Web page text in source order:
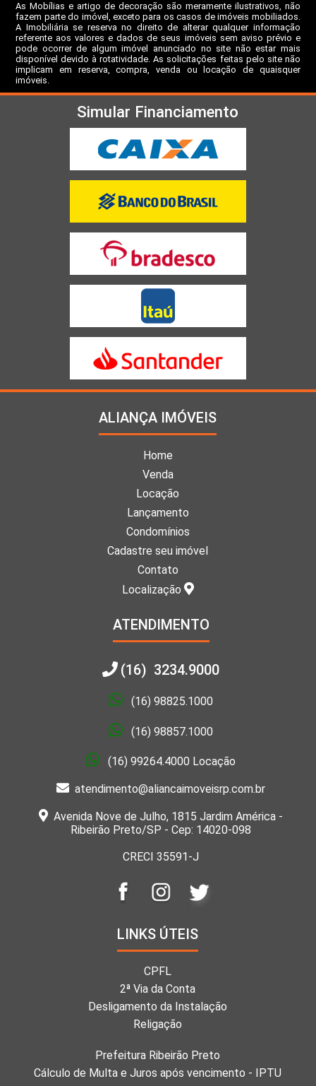
As Mobílias e artigo de decoração são meramente ilustrativos, não
fazem parte do imóvel, exceto para os casos de imóveis mobiliados.
A Imobiliária se reserva no direito de alterar qualquer informação
referente aos valores e dados de seus imóveis sem aviso prévio e
pode ocorrer de algum imóvel anunciado no site não estar mais
disponível devido à rotatividade. As solicitações feitas pelo site não
implicam em reserva, compra, venda ou locação de quaisquer
imóveis.
Simular Financiamento
ALIANÇA IMÓVEIS
Home
Venda
Locação
Lançamento
Condomínios
Cadastre seu imóvel
Contato
Localização
ATENDIMENTO
(16) 3234.9000
(16) 98825.1000
(16) 98857.1000
(16) 99264.4000 Locação
atendimento@aliancaimoveisrp.com.br
Avenida Nove de Julho, 1815 Jardim América -
Ribeirão Preto/SP - Cep: 14020-098
CRECI 35591-J
LINKS ÚTEIS
CPFL
2ª Via da Conta
Desligamento da Instalação
Religação
Prefeitura Ribeirão Preto
Cálculo de Multa e Juros após vencimento - IPTU